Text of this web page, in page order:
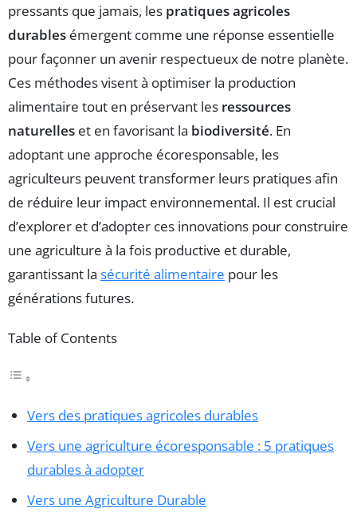
pressants que jamais, les pratiques agricoles
durables émergent comme une réponse essentielle
pour façonner un avenir respectueux de notre planète.
Ces méthodes visent à optimiser la production
alimentaire tout en préservant les ressources
naturelles et en favorisant la biodiversité. En
adoptant une approche écoresponsable, les
agriculteurs peuvent transformer leurs pratiques afin
de réduire leur impact environnemental. Il est crucial
d’explorer et d’adopter ces innovations pour construire
une agriculture à la fois productive et durable,
garantissant la sécurité alimentaire pour les
générations futures.
Table of Contents
Vers des pratiques agricoles durables
Vers une agriculture écoresponsable : 5 pratiques
durables à adopter
Vers une Agriculture Durable